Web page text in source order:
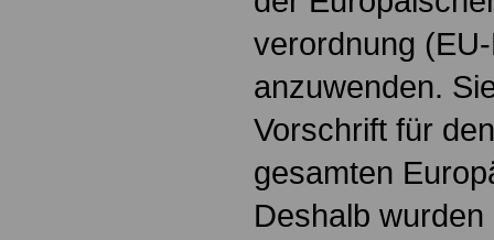
verordnung
anzuwenden.
Vorschrift für
gesamten
Deshalb